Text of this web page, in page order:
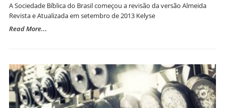
A Sociedade Bíblica do Brasil começou a revisão da versão Almeida
Revista e Atualizada em setembro de 2013 Kelyse
Read More...